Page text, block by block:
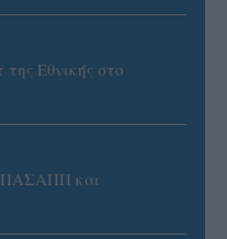
Εθνικής στο
ΠΑΣΑΠΠ και